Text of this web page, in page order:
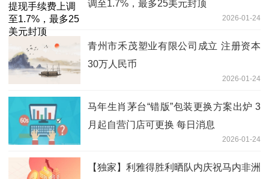
调至1.7%，最多25美元封顶
2026-01-24
青州市禾茂塑业有限公司成立 注册资本
30万人民币
2026-01-24
马年生肖茅台“错版”包装更换方案出炉 3
月起自营门店可更换 每日消息
2026-01-24
【独家】利雅得胜利晒队内庆祝马内非洲